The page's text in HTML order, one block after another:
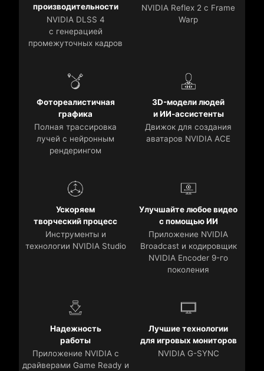
производительности
NVIDIA DLSS 4
с генерацией
промежуточных кадров
NVIDIA Reflex 2 с Frame
Warp
Фотореалистичная
графика
Полная трассировка
лучей с нейронным
рендерингом
3D-модели людей
и ИИ-ассистенты
Движок для создания
аватаров NVIDIA ACE
Ускоряем
творческий процесс
Инструменты и
технологии NVIDIA Studio
Улучшайте любое видео
с помощью ИИ
Приложение NVIDIA
Broadcast и кодировщик
NVIDIA Encoder 9-го
поколения
Надежность
работы
Приложение NVIDIA с
драйверами Game Ready и
Лучшие технологии
для игровых мониторов
NVIDIA G-SYNC